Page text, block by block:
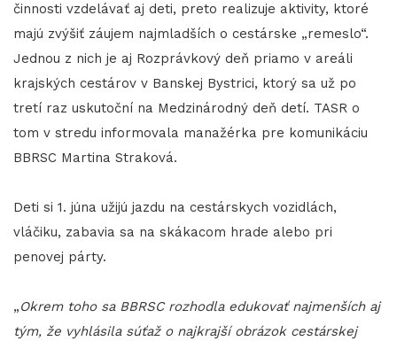
činnosti vzdelávať aj deti, preto realizuje aktivity, ktoré
majú zvýšiť záujem najmladších o cestárske „remeslo“.
Jednou z nich je aj Rozprávkový deň priamo v areáli
krajských cestárov v Banskej Bystrici, ktorý sa už po
tretí raz uskutoční na Medzinárodný deň detí. TASR o
tom v stredu informovala manažérka pre komunikáciu
BBRSC Martina Straková.
Deti si 1. júna užijú jazdu na cestárskych vozidlách,
vláčiku, zabavia sa na skákacom hrade alebo pri
penovej párty.
„Okrem toho sa BBRSC rozhodla edukovať najmenších aj
tým, že vyhlásila súťaž o najkrajší obrázok cestárskej